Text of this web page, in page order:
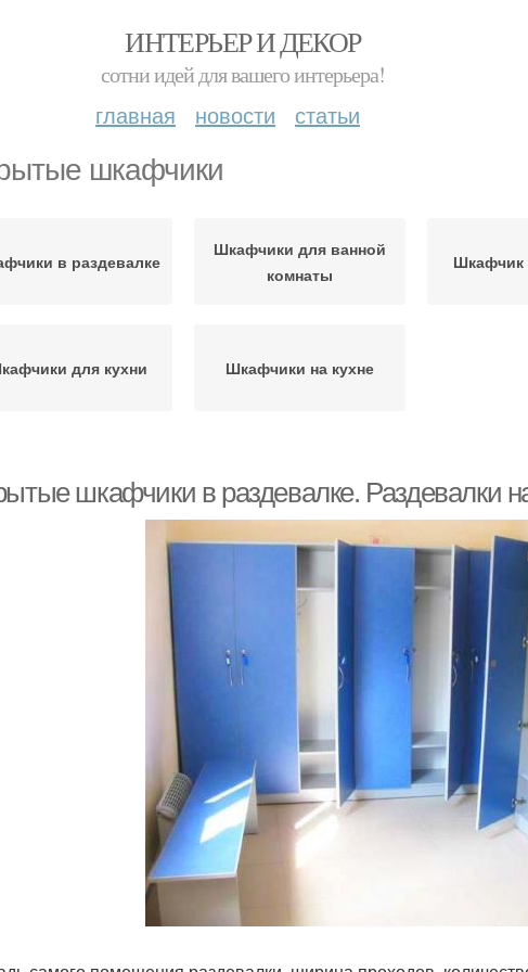
ИНТЕРЬЕР И ДЕКОР
сотни идей для вашего интерьера!
главная новости статьи
шкафчики
в раздевалке
Шкафчики для ванной
комнаты
Шкафчик
для кухни Шкафчики на кухне
шкафчики в раздевалке. Раздевалки